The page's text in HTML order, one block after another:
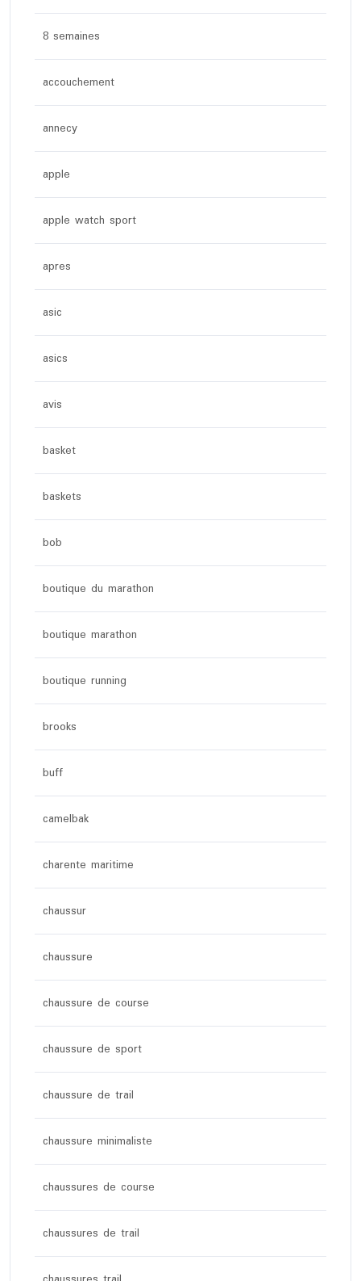
8 semaines
accouchement
annecy
apple
apple watch sport
apres
asic
asics
avis
basket
baskets
bob
boutique du marathon
boutique marathon
boutique running
brooks
buff
camelbak
charente maritime
chaussur
chaussure
chaussure de course
chaussure de sport
chaussure de trail
chaussure minimaliste
chaussures de course
chaussures de trail